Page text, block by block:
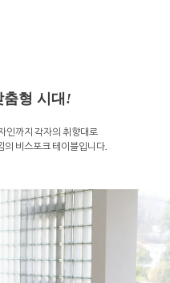
형 시대 !
인까지 각자의 취향대로
의 비스포크 테이블입니다.